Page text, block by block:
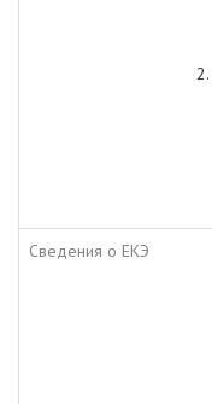
Сведения о ЕКЭ